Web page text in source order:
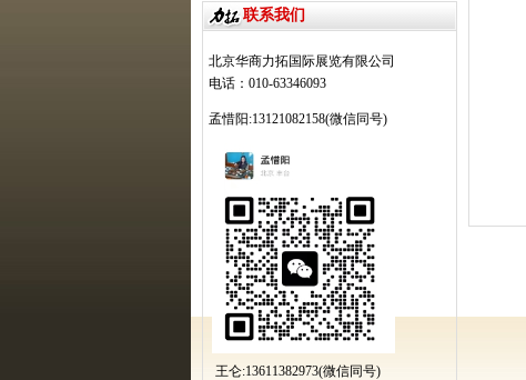
联系我们
北京华商力拓国际展览有限公司
电话：010-63346093
孟惜阳:13121082158(微信同号)
王仑:13611382973(微信同号)